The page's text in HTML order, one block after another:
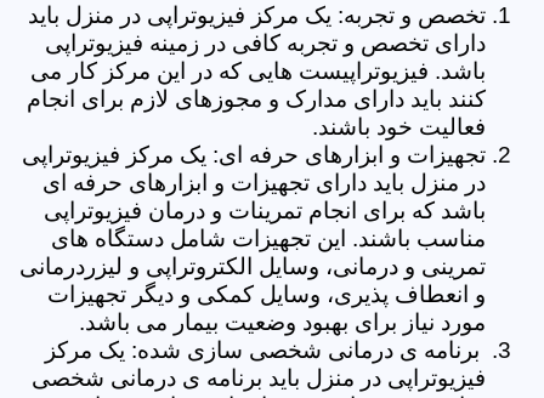
تخصص و تجربه: یک مرکز فیزیوتراپی در منزل باید
دارای تخصص و تجربه کافی در زمینه فیزیوتراپی
باشد. فیزیوتراپیست هایی که در این مرکز کار می
کنند باید دارای مدارک و مجوزهای لازم برای انجام
فعالیت خود باشند.
تجهیزات و ابزارهای حرفه ای: یک مرکز فیزیوتراپی
در منزل باید دارای تجهیزات و ابزارهای حرفه ای
باشد که برای انجام تمرینات و درمان فیزیوتراپی
مناسب باشند. این تجهیزات شامل دستگاه های
تمرینی و درمانی، وسایل الکتروتراپی و لیزردرمانی
و انعطاف پذیری، وسایل کمکی و دیگر تجهیزات
مورد نیاز برای بهبود وضعیت بیمار می باشد.
برنامه ی درمانی شخصی سازی شده: یک مرکز
فیزیوتراپی در منزل باید برنامه ی درمانی شخصی